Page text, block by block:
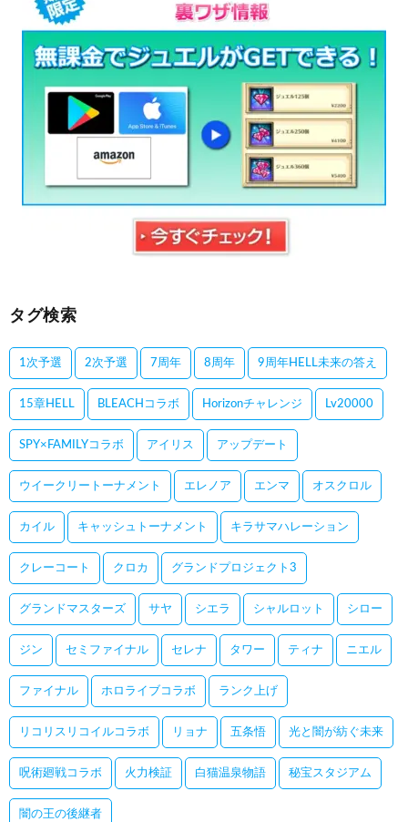
タグ検索
1次予選 2次予選 7周年 8周年 9周年HELL未来の答え
15章HELL BLEACHコラボ Horizonチャレンジ Lv20000
SPY×FAMILYコラボ アイリス アップデート
ウイークリートーナメント エレノア エンマ オスクロル
カイル キャッシュトーナメント キラサマハレーション
クレーコート クロカ グランドプロジェクト3
グランドマスターズ サヤ シエラ シャルロット シロー
ジン セミファイナル セレナ タワー ティナ ニエル
ファイナル ホロライブコラボ ランク上げ
リコリスリコイルコラボ リョナ 五条悟 光と闇が紡ぐ未来
呪術廻戦コラボ 火力検証 白猫温泉物語 秘宝スタジアム
闇の王の後継者